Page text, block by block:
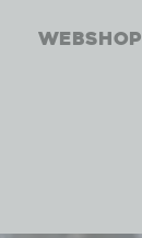
Webshop